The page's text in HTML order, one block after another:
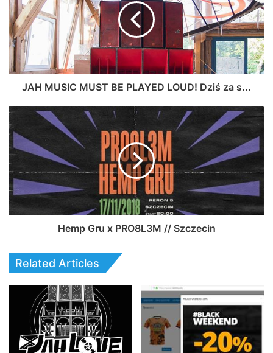
JAH MUSIC MUST BE PLAYED LOUD! Dziś za s...
Hemp Gru x PRO8L3M // Szczecin
Related Articles